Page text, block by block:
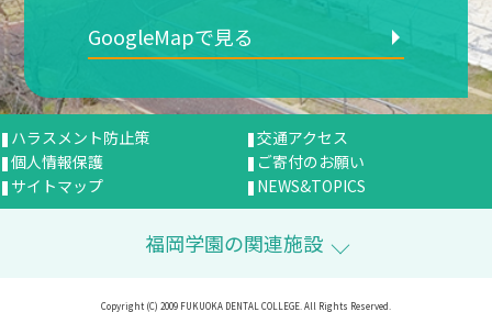
GoogleMapで見る
交通アクセス
ハラスメント防止策
ご寄付のお願い
個人情報保護
NEWS&TOPICS
サイトマップ
福岡学園の関連施設
Copyright (C) 2009 FUKUOKA DENTAL COLLEGE. All Rights Reserved.